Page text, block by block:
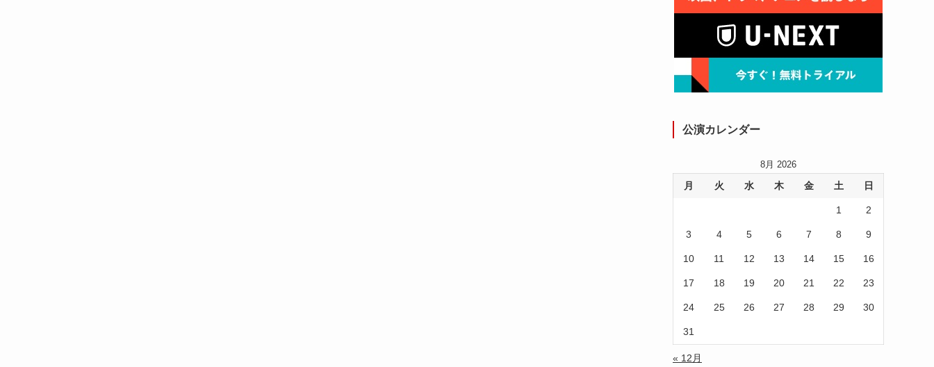
公演カレンダー
8月 2026
月 火 水 木 金 土 日
1 2
3 4 5 6 7 8 9
10 11 12 13 14 15 16
17 18 19 20 21 22 23
24 25 26 27 28 29 30
31
« 12月